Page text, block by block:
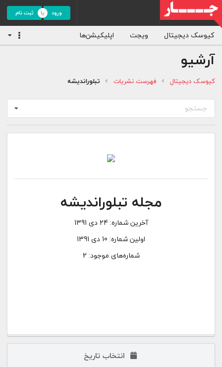
ورود ثبت نام
کیوسک دیجیتال ویجت اپلیکیشن‌ها
آرشیو
کیوسک دیجیتال فهرست نشریات تبلوراندیشه
جستجو
مجله تبلوراندیشه
آخرین شماره:24 دی 1391
اولین شماره: 10 دی 1391
شماره‌های موجود: 2
انتخاب تاریخ